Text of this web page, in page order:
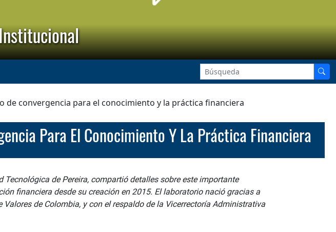
de convergencia para el conocimiento y la práctica financiera
Para El Conocimiento Y La Práctica Financiera
de Pereira, compartió detalles sobre este importante
financiera desde su creación en 2015. El laboratorio nació gracias a
de Colombia, y con el respaldo de la Vicerrectoría Administrativa